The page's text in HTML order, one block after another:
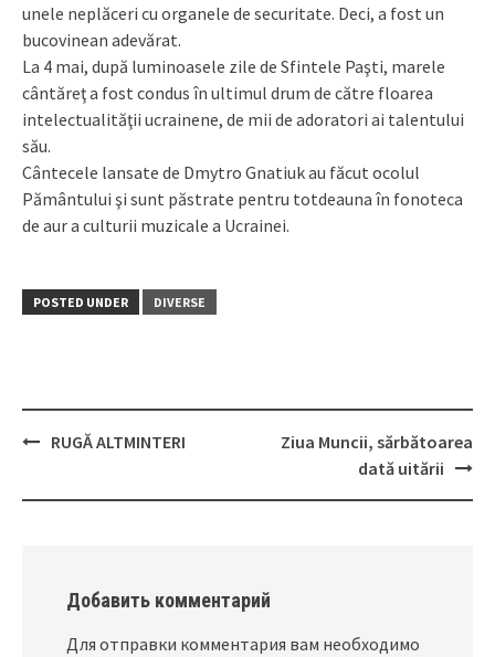
unele neplăceri cu organele de securitate. Deci, a fost un
bucovinean adevărat.
La 4 mai, după luminoasele zile de Sfintele Paşti, marele
cântăreţ a fost condus în ultimul drum de către floarea
intelectualităţii ucrainene, de mii de adoratori ai talentului
său.
Cântecele lansate de Dmytro Gnatiuk au făcut ocolul
Pământului şi sunt păstrate pentru totdeauna în fonoteca
de aur a culturii muzicale a Ucrainei.
POSTED UNDER DIVERSE
navigation
RUGĂ ALTMINTERI
Ziua Muncii, sărbătoarea
dată uitării
Добавить комментарий
Для отправки комментария вам необходимо